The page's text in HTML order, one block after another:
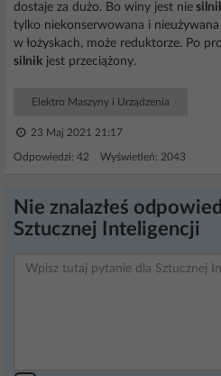
dostaje za dużo. Bo winy jest nie
tylko niekonserwowana i nieużywana
w łożyskach, może reduktorze. Po
silnik jest przeciążony.
Elektro Maszyny i Urządzenia
23 Maj 2021 21:17
Odpowiedzi: 42 Wyświetleń: 2043
Nie znalazłeś
Sztucznej Inteligencji